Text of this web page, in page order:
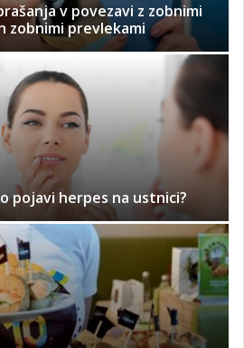
v povezavi z zobnimi
zobnimi prevlekami
pojavi herpes na ustnici?